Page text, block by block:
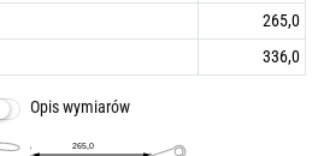
265,0
336,0
Opis wymiarów